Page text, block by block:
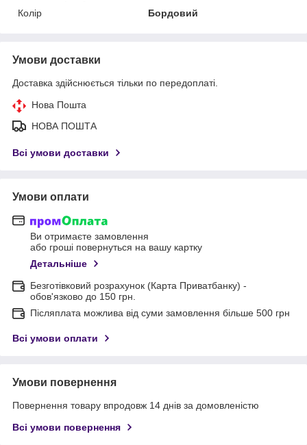
Колір
Бордовий
Умови доставки
Доставка здійснюється тільки по передоплаті.
Нова Пошта
НОВА ПОШТА
Всі умови доставки
Умови оплати
Ви отримаєте замовлення
або гроші повернуться на вашу картку
Детальніше
Безготівковий розрахунок (Карта Приватбанку) -
обов'язково до 150 грн.
Післяплата можлива від суми замовлення більше 500 грн
Всі умови оплати
Умови повернення
Повернення товару впродовж 14 днів за домовленістю
Всі умови повернення